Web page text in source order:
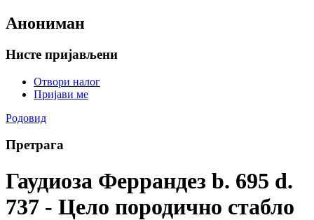
Анониман
Нисте пријављени
Отвори налог
Пријави ме
Родовид
Претрага
Гаудиоза Феррандез b. 695 d.
737 - Цело породично стабло